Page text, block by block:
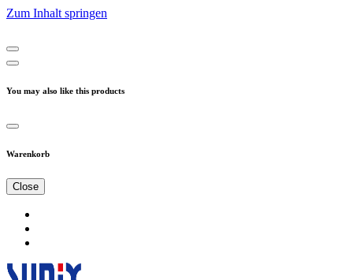
Zum Inhalt springen
You may also like this products
Warenkorb
Close